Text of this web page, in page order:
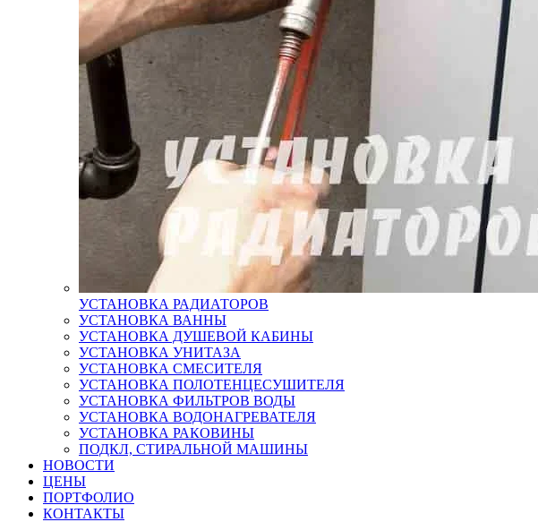
УСТАНОВКА РАДИАТОРОВ
УСТАНОВКА ВАННЫ
УСТАНОВКА ДУШЕВОЙ КАБИНЫ
УСТАНОВКА УНИТАЗА
УСТАНОВКА СМЕСИТЕЛЯ
УСТАНОВКА ПОЛОТЕНЦЕСУШИТЕЛЯ
УСТАНОВКА ФИЛЬТРОВ ВОДЫ
УСТАНОВКА ВОДОНАГРЕВАТЕЛЯ
УСТАНОВКА РАКОВИНЫ
ПОДКЛ, СТИРАЛЬНОЙ МАШИНЫ
НОВОСТИ
ЦЕНЫ
ПОРТФОЛИО
КОНТАКТЫ